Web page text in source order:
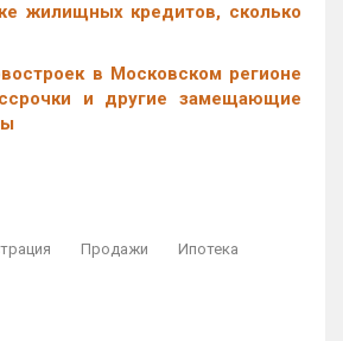
жилищных кредитов, сколько
в Московском регионе
и другие замещающие
Продажи
Ипотека